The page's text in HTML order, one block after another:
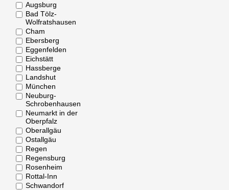
Augsburg
Bad Tölz-
Wolfratshausen
Cham
Ebersberg
Eggenfelden
Eichstätt
Hassberge
Landshut
München
Neuburg-
Schrobenhausen
Neumarkt in der
Oberpfalz
Oberallgäu
Ostallgäu
Regen
Regensburg
Rosenheim
Rottal-Inn
Schwandorf